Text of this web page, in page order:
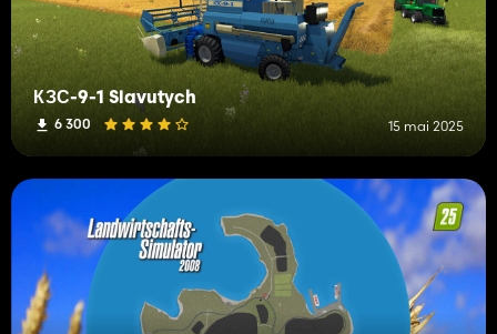
КЗС-9-1 Slavutych
6 300 15 mai 2025